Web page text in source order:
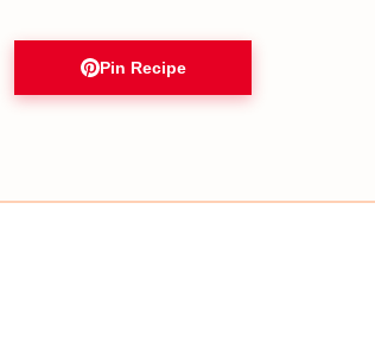
Pin Recipe